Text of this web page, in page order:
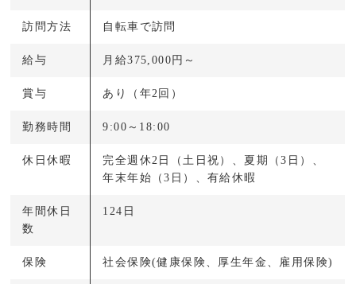
訪問方法 自転車で訪問
給与 月給375,000円～
賞与 あり（年2回）
勤務時間 9:00～18:00
休日休暇
完全週休2日（土日祝）、夏期（3日）、
年末年始（3日）、有給休暇
年間休日
数
124日
保険 社会保険(健康保険、厚生年金、雇用保険)